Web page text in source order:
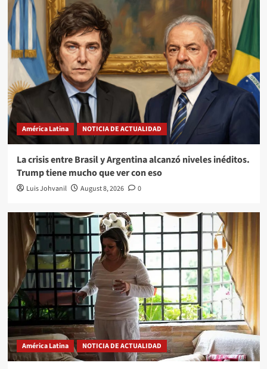
América Latina NOTICIA DE ACTUALIDAD
La crisis entre Brasil y Argentina alcanzó niveles inéditos.
Trump tiene mucho que ver con eso
Luis Johvanil August 8, 2026 0
América Latina NOTICIA DE ACTUALIDAD